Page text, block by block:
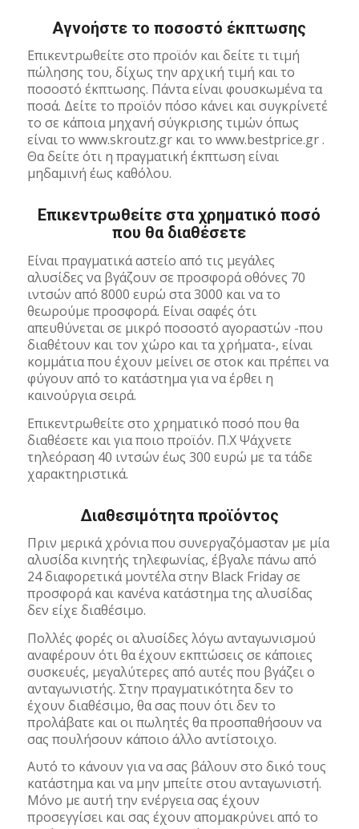
Αγνοήστε το ποσοστό έκπτωσης
Επικεντρωθείτε στο προϊόν και δείτε τι τιμή
πώλησης του, δίχως την αρχική τιμή και το
ποσοστό έκπτωσης. Πάντα είναι φουσκωμένα τα
ποσά. Δείτε το προϊόν πόσο κάνει και συγκρίνετέ
το σε κάποια μηχανή σύγκρισης τιμών όπως
είναι το www.skroutz.gr και το www.bestprice.gr .
Θα δείτε ότι η πραγματική έκπτωση είναι
μηδαμινή έως καθόλου.
Επικεντρωθείτε στα χρηματικό ποσό
που θα διαθέσετε
Είναι πραγματικά αστείο από τις μεγάλες
αλυσίδες να βγάζουν σε προσφορά οθόνες 70
ιντσών από 8000 ευρώ στα 3000 και να το
θεωρούμε προσφορά. Είναι σαφές ότι
απευθύνεται σε μικρό ποσοστό αγοραστών -που
διαθέτουν και τον χώρο και τα χρήματα-, είναι
κομμάτια που έχουν μείνει σε στοκ και πρέπει να
φύγουν από το κατάστημα για να έρθει η
καινούργια σειρά.
Επικεντρωθείτε στο χρηματικό ποσό που θα
διαθέσετε και για ποιο προϊόν. Π.Χ Ψάχνετε
τηλεόραση 40 ιντσών έως 300 ευρώ με τα τάδε
χαρακτηριστικά.
Διαθεσιμότητα προϊόντος
Πριν μερικά χρόνια που συνεργαζόμασταν με μία
αλυσίδα κινητής τηλεφωνίας, έβγαλε πάνω από
24 διαφορετικά μοντέλα στην Black Friday σε
προσφορά και κανένα κατάστημα της αλυσίδας
δεν είχε διαθέσιμο.
Πολλές φορές οι αλυσίδες λόγω ανταγωνισμού
αναφέρουν ότι θα έχουν εκπτώσεις σε κάποιες
συσκευές, μεγαλύτερες από αυτές που βγάζει ο
ανταγωνιστής. Στην πραγματικότητα δεν το
έχουν διαθέσιμο, θα σας πουν ότι δεν το
προλάβατε και οι πωλητές θα προσπαθήσουν να
σας πουλήσουν κάποιο άλλο αντίστοιχο.
Αυτό το κάνουν για να σας βάλουν στο δικό τους
κατάστημα και να μην μπείτε στου ανταγωνιστή.
Μόνο με αυτή την ενέργεια σας έχουν
προσεγγίσει και σας έχουν απομακρύνει από το